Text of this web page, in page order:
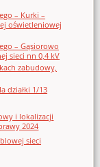
– Kurki –
oświetleniowej
– Gąsiorowo
sieci nn 0,4 kV
zabudowy,
działki 1/13
i lokalizacji
2024
sieci